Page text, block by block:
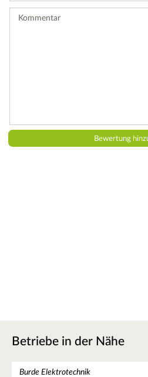
Betriebe in der Nähe
Burde Elektrotechnik